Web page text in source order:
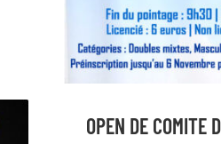
OPEN DE COMITE